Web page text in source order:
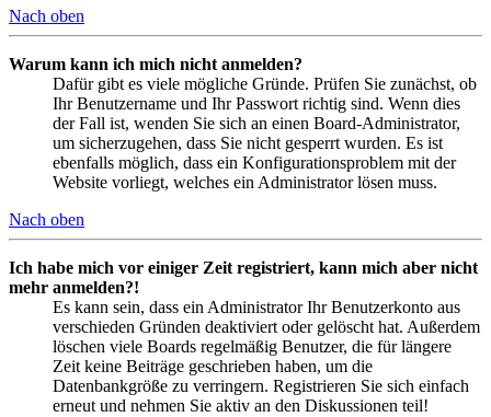
Nach oben
Warum kann ich mich nicht anmelden?
Dafür gibt es viele mögliche Gründe. Prüfen Sie zunächst, ob
Ihr Benutzername und Ihr Passwort richtig sind. Wenn dies
der Fall ist, wenden Sie sich an einen Board-Administrator,
um sicherzugehen, dass Sie nicht gesperrt wurden. Es ist
ebenfalls möglich, dass ein Konfigurationsproblem mit der
Website vorliegt, welches ein Administrator lösen muss.
Nach oben
Ich habe mich vor einiger Zeit registriert, kann mich aber nicht
mehr anmelden?!
Es kann sein, dass ein Administrator Ihr Benutzerkonto aus
verschieden Gründen deaktiviert oder gelöscht hat. Außerdem
löschen viele Boards regelmäßig Benutzer, die für längere
Zeit keine Beiträge geschrieben haben, um die
Datenbankgröße zu verringern. Registrieren Sie sich einfach
erneut und nehmen Sie aktiv an den Diskussionen teil!